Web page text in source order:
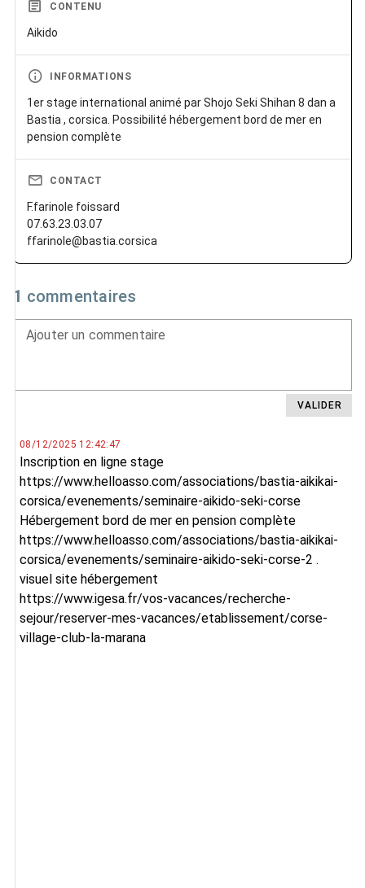
CONTENU
Aikido
INFORMATIONS
1er stage international animé par Shojo Seki Shihan 8 dan a
Bastia , corsica. Possibilité hébergement bord de mer en
pension complète
CONTACT
F.farinole foissard
07.63.23.03.07
ffarinole@bastia.corsica
1 commentaires
Ajouter un commentaire
VALIDER
08/12/2025 12:42:47
Inscription en ligne stage
https://www.helloasso.com/associations/bastia-aikikai-
corsica/evenements/seminaire-aikido-seki-corse
Hébergement bord de mer en pension complète
https://www.helloasso.com/associations/bastia-aikikai-
corsica/evenements/seminaire-aikido-seki-corse-2 .
visuel site hébergement
https://www.igesa.fr/vos-vacances/recherche-
sejour/reserver-mes-vacances/etablissement/corse-
village-club-la-marana